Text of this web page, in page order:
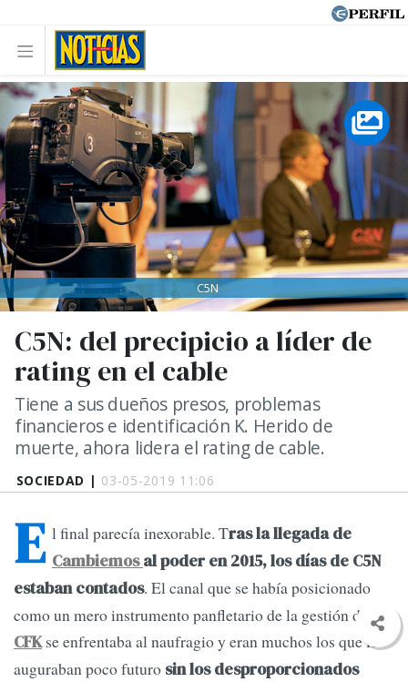
SOCIEDAD | 03-05-2019 11:06
C5N: del precipicio a líder de
rating en el cable
Tiene a sus dueños presos, problemas
financieros e identificación K. Herido de
muerte, ahora lidera el rating de cable.
C5N
E l final parecía inexorable. Tras la llegada de
Cambiemosal poder en 2015, los días de C5N
estaban contados. El canal que se había posicionado
como un mero instrumento panfletario de la gestión de
CFKse enfrentaba al naufragio y eran muchos los que le
auguraban poco futuro sin los desproporcionados